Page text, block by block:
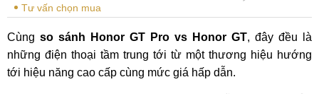
Tư vấn chọn mua
Cùng so sánh Honor GT Pro vs Honor GT, đây đều là
những điện thoại tầm trung tới từ một thương hiệu hướng
tới hiệu năng cao cấp cùng mức giá hấp dẫn.